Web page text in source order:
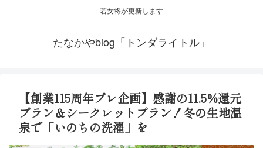
若女将が更新します
たなかやblog「トンダライトル」
【創業115周年プレ企画】感謝の11.5%還元
プラン＆シークレットプラン！冬の生地温
泉で「いのちの洗濯」を